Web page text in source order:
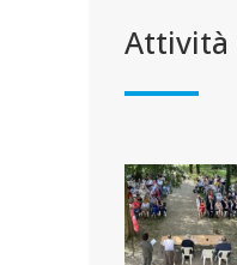
Attività